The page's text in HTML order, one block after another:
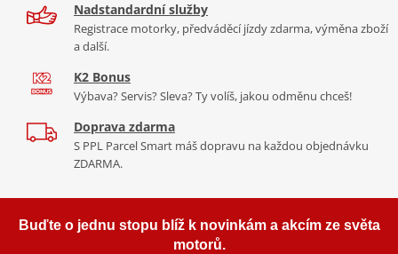
Nadstandardní služby
Registrace motorky, předváděcí jízdy zdarma, výměna zboží
a další.
K2 Bonus
Výbava? Servis? Sleva? Ty volíš, jakou odměnu chceš!
Doprava zdarma
S PPL Parcel Smart máš dopravu na každou objednávku
ZDARMA.
Buďte o jednu stopu blíž k novinkám a akcím ze světa
motorů.